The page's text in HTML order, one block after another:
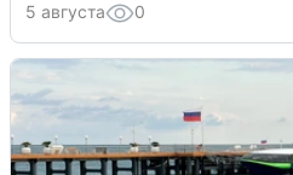
5 августа 0